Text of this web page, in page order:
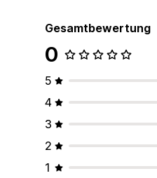
Gesamtbewertung
0
5
4
3
2
1